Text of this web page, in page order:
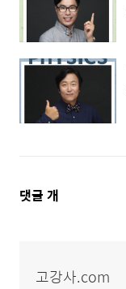
댓
댓글 개
고강사.com